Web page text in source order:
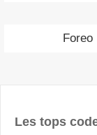
Foreo
Les tops